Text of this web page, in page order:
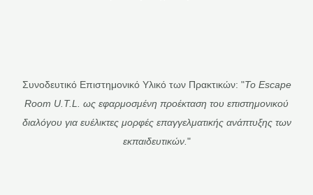
Συνοδευτικό Επιστημονικό Υλικό των Πρακτικών: "Το Escape
Room U.T.L. ως εφαρμοσμένη προέκταση του επιστημονικού
διαλόγου για ευέλικτες μορφές επαγγελματικής ανάπτυξης των
εκπαιδευτικών."